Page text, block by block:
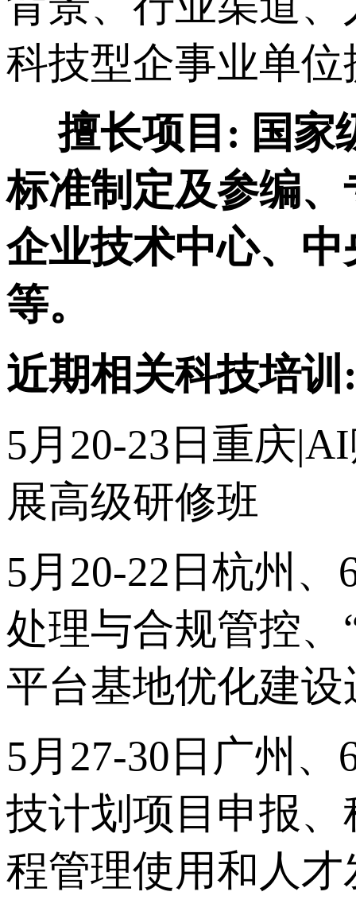
科技型企事业单
擅长项目: 国家
标准制定及参编
企业技术中心、
等。
近期相关科技培训
5月 20-23日 重庆
展高级研修班
5月20-22日杭州
处理与合规管控
平台基地优化建
5月27-30日广州
技计划项目申报
程管理使用和人